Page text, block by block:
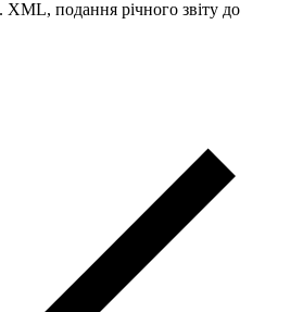
XML, подання річного звіту до